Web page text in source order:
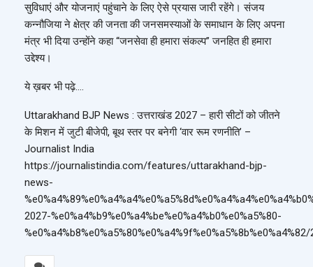
सुविधाएं और योजनाएं पहुंचाने के लिए ऐसे प्रयास जारी रहेंगे। संजय
कन्नौजिया ने क्षेत्र की जनता की जनसमस्याओं के समाधान के लिए अपना
मंत्र भी दिया उन्होंने कहा “जनसेवा ही हमारा संकल्प” जनहित ही हमारा
उद्देश्य।
ये ख़बर भी पढ़े….
Uttarakhand BJP News : उत्तराखंड 2027 – हारी सीटों को जीतने
के मिशन में जुटी बीजेपी, बूथ स्तर पर बनेगी ‘वार रूम रणनीति’ –
Journalist India
https://journalistindia.com/features/uttarakhand-bjp-
news-
2027-%e0%a4%b9%e0%a4%be%e0%a4%b0%e0%a5%80-